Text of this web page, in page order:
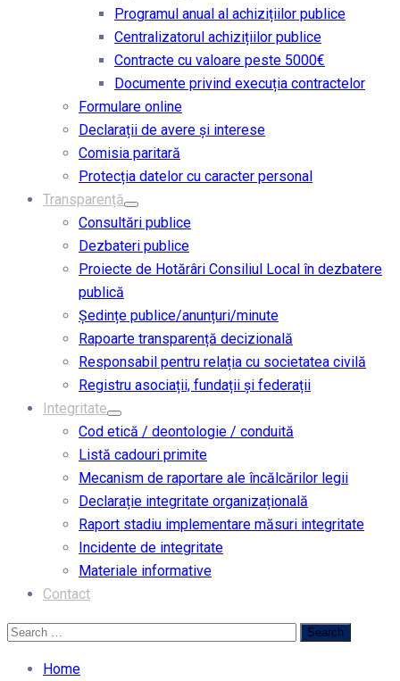
Programul anual al achizițiilor publice
Centralizatorul achizițiilor publice
Contracte cu valoare peste 5000€
Documente privind execuția contractelor
Formulare online
Declarații de avere și interese
Comisia paritară
Protecția datelor cu caracter personal
Transparență
Consultări publice
Dezbateri publice
Proiecte de Hotărâri Consiliul Local în dezbatere
publică
Ședințe publice/anunțuri/minute
Rapoarte transparență decizională
Responsabil pentru relația cu societatea civilă
Registru asociații, fundații și federații
Integritate
Cod etică / deontologie / conduită
Listă cadouri primite
Mecanism de raportare ale încălcărilor legii
Declarație integritate organizațională
Raport stadiu implementare măsuri integritate
Incidente de integritate
Materiale informative
Contact
Home